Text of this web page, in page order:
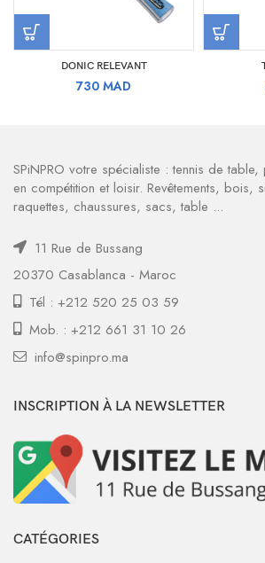
DONIC RELEVANT
730 MAD
SPiNPRO votre spécialiste : tennis de
en compétition et loisir. Revêtements, bois,
raquettes, chaussures, sacs, table ...
11 Rue de Bussang
20370 Casablanca - Maroc
Tél : +212 520 25 03 59
Mob. : +212 661 31 10 26
info@spinpro.ma
INSCRIPTION À LA NEWSLETTER
CATÉGORIES